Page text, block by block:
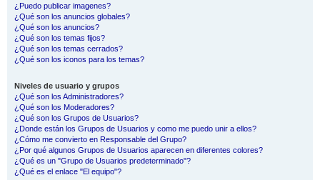
¿Puedo publicar imagenes?
¿Qué son los anuncios globales?
¿Qué son los anuncios?
¿Qué son los temas fijos?
¿Qué son los temas cerrados?
¿Qué son los iconos para los temas?
Niveles de usuario y grupos
¿Qué son los Administradores?
¿Qué son los Moderadores?
¿Qué son los Grupos de Usuarios?
¿Donde están los Grupos de Usuarios y como me puedo unir a ellos?
¿Cómo me convierto en Responsable del Grupo?
¿Por qué algunos Grupos de Usuarios aparecen en diferentes colores?
¿Qué es un "Grupo de Usuarios predeterminado"?
¿Qué es el enlace "El equipo"?